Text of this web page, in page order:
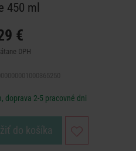
450 ml
€
DPH
doprava 2-5 pracovné dni
do košíka